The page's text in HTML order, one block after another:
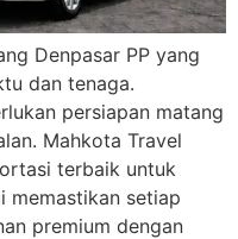
Denpasar PP yang
dan tenaga.
persiapan matang
Mahkota Travel
terbaik untuk
memastikan setiap
premium dengan